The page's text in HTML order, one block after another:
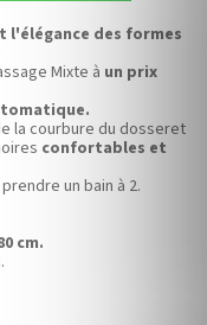
l'élégance des formes
Mixte à un prix
la courbure du dosseret
confortables et
un bain à 2.
cm.